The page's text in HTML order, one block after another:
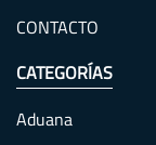
CONTACTO
CATEGORÍAS
Aduana